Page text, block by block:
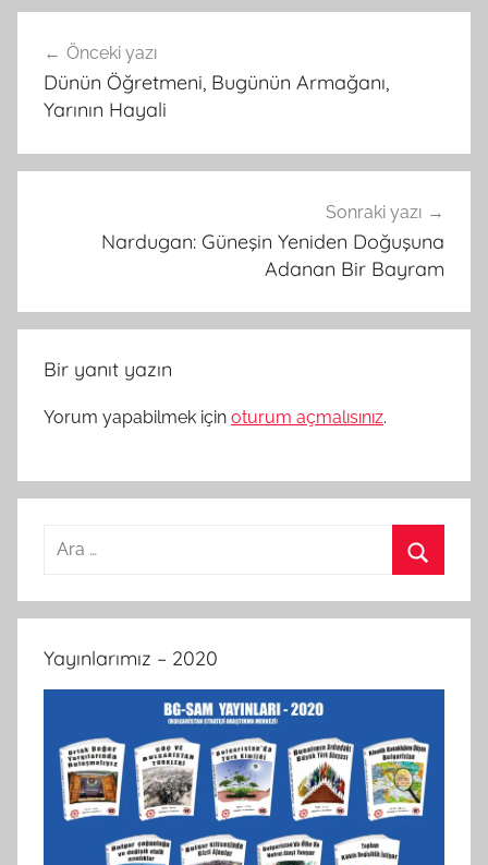
gezinmesi
Önceki yazı
Dünün Öğretmeni, Bugünün Armağanı,
Yarının Hayali
Sonraki yazı
Nardugan: Güneşin Yeniden Doğuşuna
Adanan Bir Bayram
Bir yanıt yazın
Yorum yapabilmek için oturum açmalısınız.
Arama:
Yayınlarımız – 2020